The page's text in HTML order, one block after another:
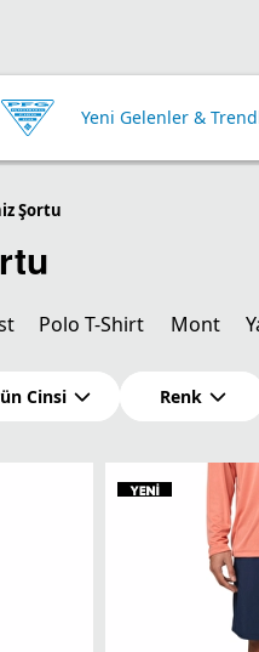
Yeni Gelenler &
Şortu
Polo T-Shirt Mont
Cinsi Renk